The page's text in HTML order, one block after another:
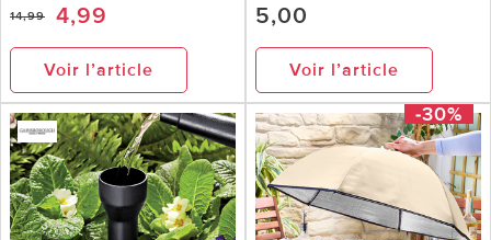
14,99 4,99
Voir l’article
5,00
Voir l’article
-30%